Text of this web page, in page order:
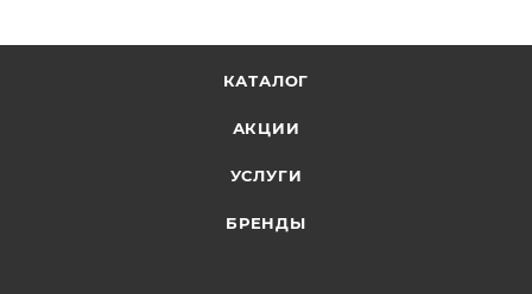
КАТАЛОГ
АКЦИИ
УСЛУГИ
БРЕНДЫ